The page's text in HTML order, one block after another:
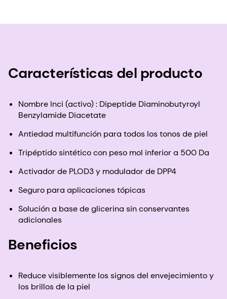
Características del producto
Nombre Inci (activo) : Dipeptide Diaminobutyroyl
Benzylamide Diacetate
Antiedad multifunción para todos los tonos de piel
Tripéptido sintético con peso mol inferior a 500 Da
Activador de PLOD3 y modulador de DPP4
Seguro para aplicaciones tópicas
Solución a base de glicerina sin conservantes
adicionales
Beneficios
Reduce visiblemente los signos del envejecimiento y
los brillos de la piel